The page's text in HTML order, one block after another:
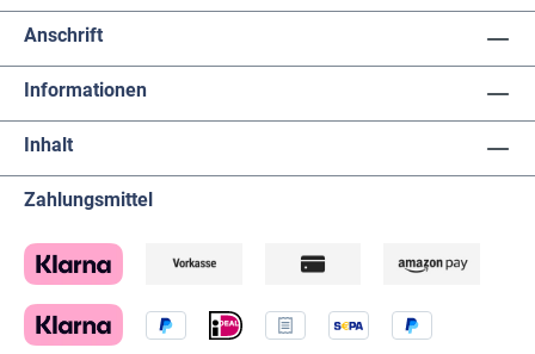
Anschrift
Informationen
Inhalt
Zahlungsmittel